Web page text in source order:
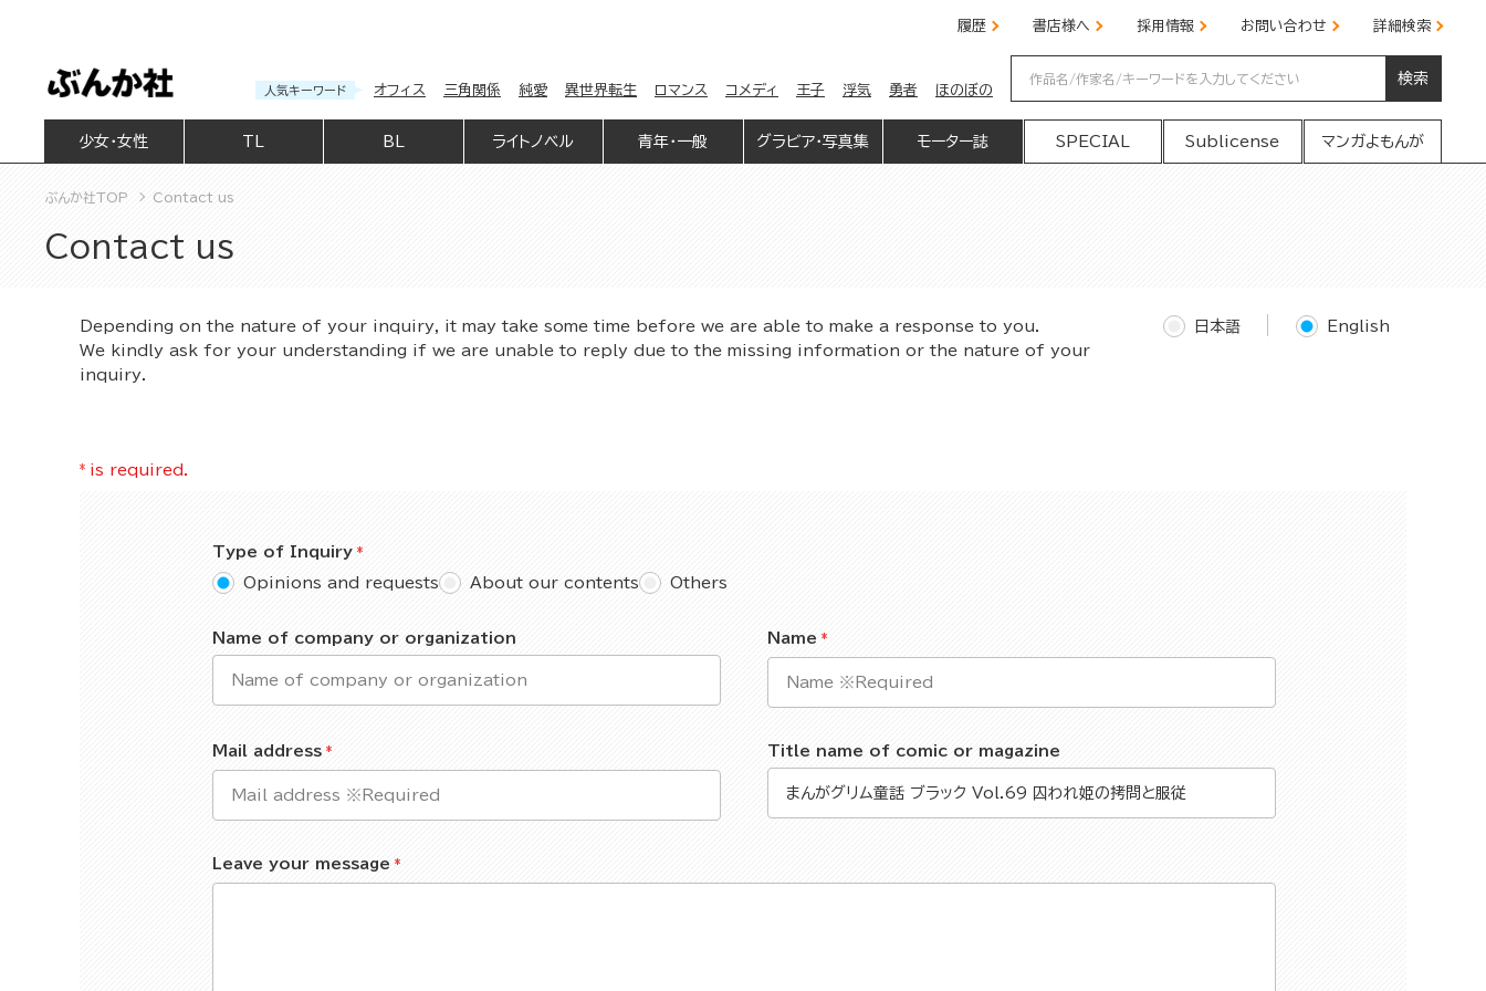
履歴 書店様へ 採用情報 お問い合わせ 詳細検索
人気キーワード オフィス 三角関係 純愛 異世界転生 ロマンス コメディ 王子 浮気 勇者 ほのぼの
検索
少女・女性 BL ライトノベル 青年・一般 グラビア・写真集 モーター誌 SPECIAL Sublicense マンガよもんが
ぶんか社TOP Contact us
Contact us
Depending on the nature of your inquiry, it may take some time before we are able to make a response to you.
We kindly ask for your understanding if we are unable to reply due to the missing information or the nature of your
inquiry.
日本語 English
* is required.
Type of Inquiry
Opinions and requests
About our contents Others
Name of company or organization Name
Mail address Title name of comic or magazine
Leave your message